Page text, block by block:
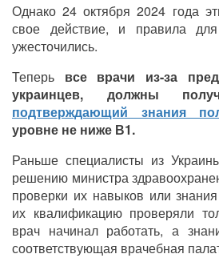
Однако 24 октября 2024 года
свое действие, и правила для
ужесточились.
Теперь все врачи из-за
украинцев, должны
подтверждающий знания
уровне не ниже В1.
Раньше специалисты из
решению министра
проверки их навыков или
их квалификацию проверяли
врач начинал работать, а
соответствующая врачебная